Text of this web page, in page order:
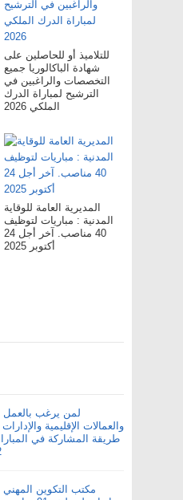
للتلاميذ أو للحاصلين على
شهادة الباكالوريا جميع
التخصصات والراغبين في
الترشيح لمباراة الدرك
الملكي 2026
المديرية العامة للوقاية
المدنية : مباريات لتوظيف
40 مناصب. آخر أجل 24
أكتوبر 2025
لمن يرغب
والعمالات الإقليمية
طريقة المشاركة في
مكتب التكوين